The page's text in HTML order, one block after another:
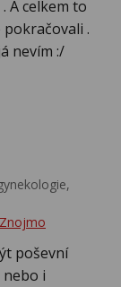
A celkem to
.
nevím :/
poševní
i